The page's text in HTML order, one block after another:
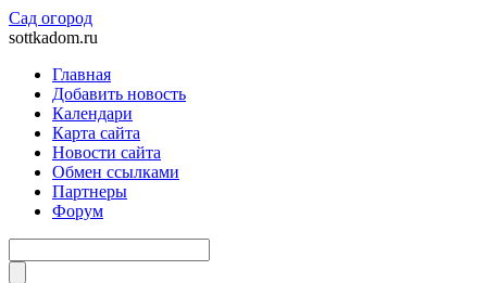
Сад огород
sottkadom.ru
Главная
Добавить новость
Календари
Карта сайта
Новости сайта
Обмен ссылками
Партнеры
Форум